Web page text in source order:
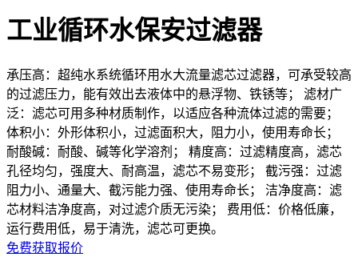
工业循环水保安过滤器
承压高：超纯水系统循环用水大流量滤芯过滤器，可承受较高
的过滤压力，能有效出去液体中的悬浮物、铁锈等； 滤材广
泛：滤芯可用多种材质制作，以适应各种流体过滤的需要；
体积小：外形体积小，过滤面积大，阻力小，使用寿命长；
耐酸碱：耐酸、碱等化学溶剂； 精度高：过滤精度高，滤芯
孔径均匀，强度大、耐高温，滤芯不易变形； 截污强：过滤
阻力小、通量大、截污能力强、使用寿命长； 洁净度高：滤
芯材料洁净度高，对过滤介质无污染； 费用低：价格低廉，
运行费用低，易于清洗，滤芯可更换。
免费获取报价